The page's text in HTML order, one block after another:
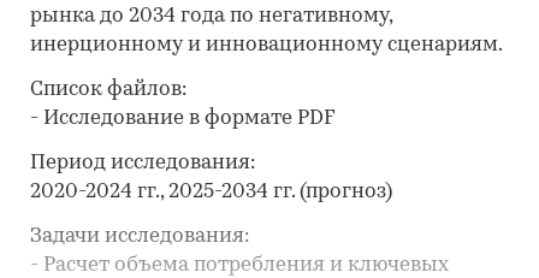
рынка до 2034 года по негативному,
инерционному и инновационному сценариям.
Список файлов:
- Исследование в формате PDF
Период исследования:
2020-2024 гг., 2025-2034 гг. (прогноз)
Задачи исследования:
- Расчет объема потребления и ключевых